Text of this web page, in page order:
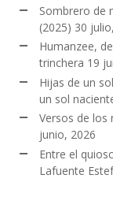
Sombrero de
(2025) 30
Humanzee,
trinchera 19
Hijas de un
un sol
Versos de los
junio, 2026
Entre el
Lafuente